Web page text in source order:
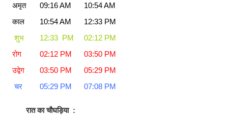
अमृत
09:16 AM
10:54 AM
काल
10:54 AM
12:33 PM
शुभ
12:33 PM
02:12 PM
रोग
02:12 PM
03:50 PM
उद्वेग
03:50 PM
05:29 PM
चर
05:29 PM 07:08 PM
रात का चौघड़िया :